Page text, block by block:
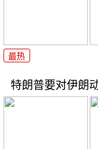
最热
特朗普要对伊朗